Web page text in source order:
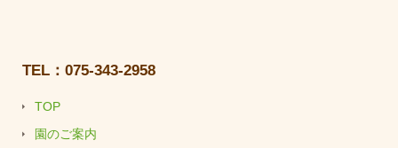
TEL：075-343-2958
TOP
園のご案内